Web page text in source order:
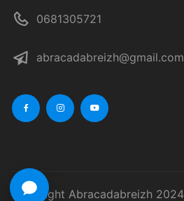
0681305721
abracadabreizh@gmail.com
Copyright Abracadabreizh 2024